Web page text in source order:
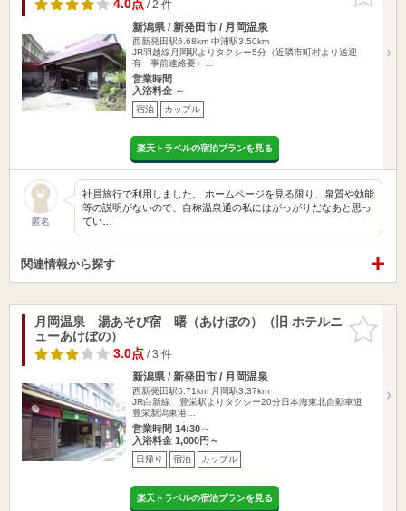
4.0点/ 2 件
新潟県 / 新発田市 / 月岡温泉
西新発田駅6.68km 中浦駅3.50km
JR羽越線月岡駅よりタクシー5分（近隣市町村より送迎
有 事前連絡要）…
営業時間
入浴料金 ～
宿泊 カップル
楽天トラベルの宿泊プランを見る
匿名
社員旅行で利用しました。 ホームページを見る限り、泉質や効能
等の説明がないので、自称温泉通の私にはがっがりだなあと思っ
てい…
関連情報から探す
お気に入
りに追加
月岡温泉 湯あそび宿 曙（あけぼの）（旧 ホテルニ
ューあけぼの）
3.0点/ 3 件
新潟県 / 新発田市 / 月岡温泉
西新発田駅6.71km 月岡駅3.37km
JR白新線 豊栄駅よりタクシー20分日本海東北自動車道
豊栄新潟東港…
営業時間 14:30～
入浴料金 1,000円～
日帰り 宿泊 カップル
楽天トラベルの宿泊プランを見る